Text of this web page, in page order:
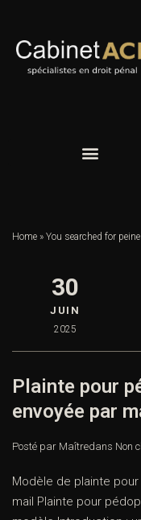
Home » You searched for peine
30
JUIN
2025
Plainte pour
envoyée par
Posté par Maîtredans Non
Modèle de plainte
mail Plainte pour